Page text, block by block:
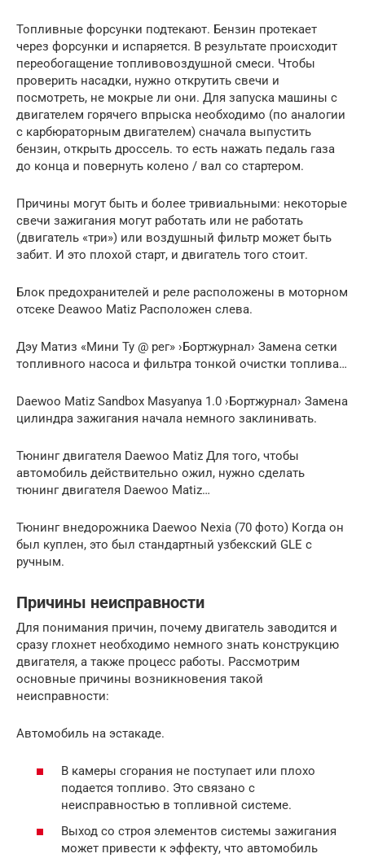
Топливные форсунки подтекают. Бензин протекает
через форсунки и испаряется. В результате происходит
переобогащение топливовоздушной смеси. Чтобы
проверить насадки, нужно открутить свечи и
посмотреть, не мокрые ли они. Для запуска машины с
двигателем горячего впрыска необходимо (по аналогии
с карбюраторным двигателем) сначала выпустить
бензин, открыть дроссель. то есть нажать педаль газа
до конца и повернуть колено / вал со стартером.
Причины могут быть и более тривиальными: некоторые
свечи зажигания могут работать или не работать
(двигатель «три») или воздушный фильтр может быть
забит. И это плохой старт, и двигатель того стоит.
Блок предохранителей и реле расположены в моторном
отсеке Deawoo Matiz Расположен слева.
Дэу Матиз «Мини Ту @ рег» ›Бортжурнал› Замена сетки
топливного насоса и фильтра тонкой очистки топлива…
Daewoo Matiz Sandbox Masyanya 1.0 ›Бортжурнал› Замена
цилиндра зажигания начала немного заклинивать.
Тюнинг двигателя Daewoo Matiz Для того, чтобы
автомобиль действительно ожил, нужно сделать
тюнинг двигателя Daewoo Matiz…
Тюнинг внедорожника Daewoo Nexia (70 фото) Когда он
был куплен, это был стандартный узбекский GLE с
ручным.
Причины неисправности
Для понимания причин, почему двигатель заводится и
сразу глохнет необходимо немного знать конструкцию
двигателя, а также процесс работы. Рассмотрим
основные причины возникновения такой
неисправности:
Автомобиль на эстакаде.
В камеры сгорания не поступает или плохо
подается топливо. Это связано с
неисправностью в топливной системе.
Выход со строя элементов системы зажигания
может привести к эффекту, что автомобиль